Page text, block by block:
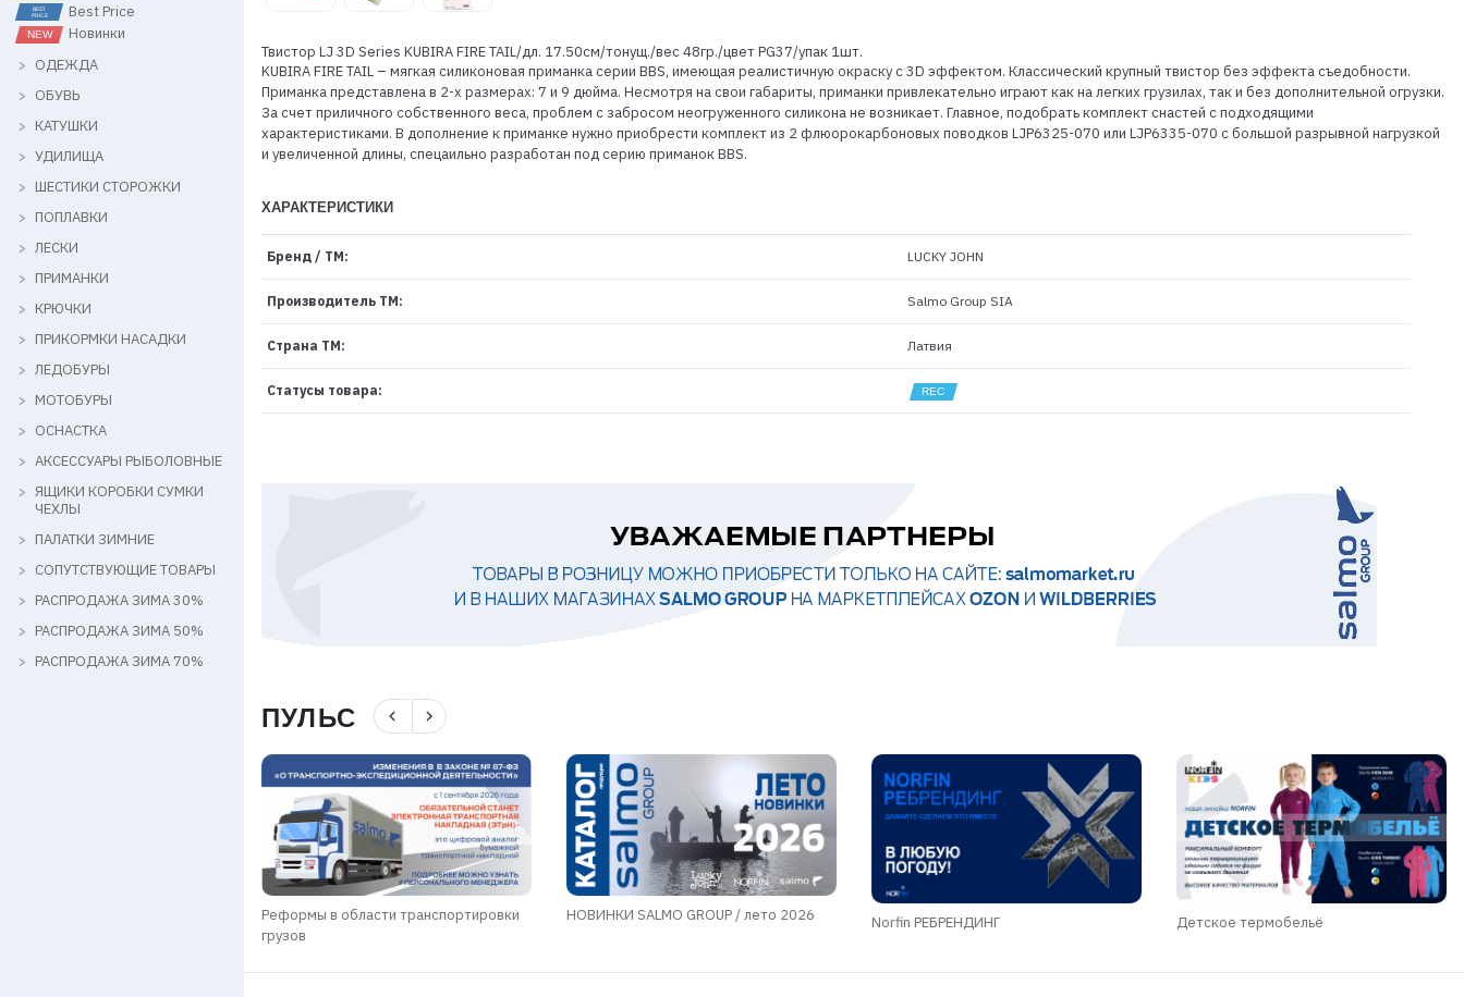
Best Price
Новинки
ОДЕЖДА
ОБУВЬ
КАТУШКИ
УДИЛИЩА
ШЕСТИКИ СТОРОЖКИ
ПОПЛАВКИ
ЛЕСКИ
ПРИМАНКИ
КРЮЧКИ
ПРИКОРМКИ НАСАДКИ
ЛЕДОБУРЫ
МОТОБУРЫ
ОСНАСТКА
АКСЕССУАРЫ РЫБОЛОВНЫЕ
ЯЩИКИ КОРОБКИ СУМКИ
ЧЕХЛЫ
ПАЛАТКИ ЗИМНИЕ
СОПУТСТВУЮЩИЕ ТОВАРЫ
РАСПРОДАЖА ЗИМА 30%
РАСПРОДАЖА ЗИМА 50%
РАСПРОДАЖА ЗИМА 70%
Твистор LJ 3D Series KUBIRA FIRE TAIL/дл. 17.50см/тонущ./вес 48гр./цвет PG37/упак 1шт.
KUBIRA FIRE TAIL – мягкая силиконовая приманка серии BBS, имеющая реалистичную окраску с 3D эффектом. Классический крупный твистор без эффекта съедобности.
Приманка представлена в 2-х размерах: 7 и 9 дюйма. Несмотря на свои габариты, приманки привлекательно играют как на легких грузилах, так и без дополнительной огрузки.
За счет приличного собственного веса, проблем с забросом неогруженного силикона не возникает. Главное, подобрать комплект снастей с подходящими
характеристиками. В дополнение к приманке нужно приобрести комплект из 2 флюорокарбоновых поводков LJP6325-070 или LJP6335-070 с большой разрывной нагрузкой
и увеличенной длины, спецаильно разработан под серию приманок BBS.
ХАРАКТЕРИСТИКИ
Бренд / ТМ: LUCKY JOHN
Производитель ТМ: Salmo Group SIA
Страна ТМ: Латвия
Статусы товара:
ПУЛЬС navigate_before navigate_next
Реформы в области транспортировки
грузов
НОВИНКИ SALMO GROUP / лето 2026 Norfin РЕБРЕНДИНГ Детское термобельё